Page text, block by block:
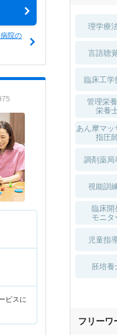
院の
ビスに
理学療
言語聴
臨床工学
管理栄
栄養
あん摩マッ
指圧
調剤薬局
視能訓
臨床開
モニタ
児童指
胚培養
フリーワ